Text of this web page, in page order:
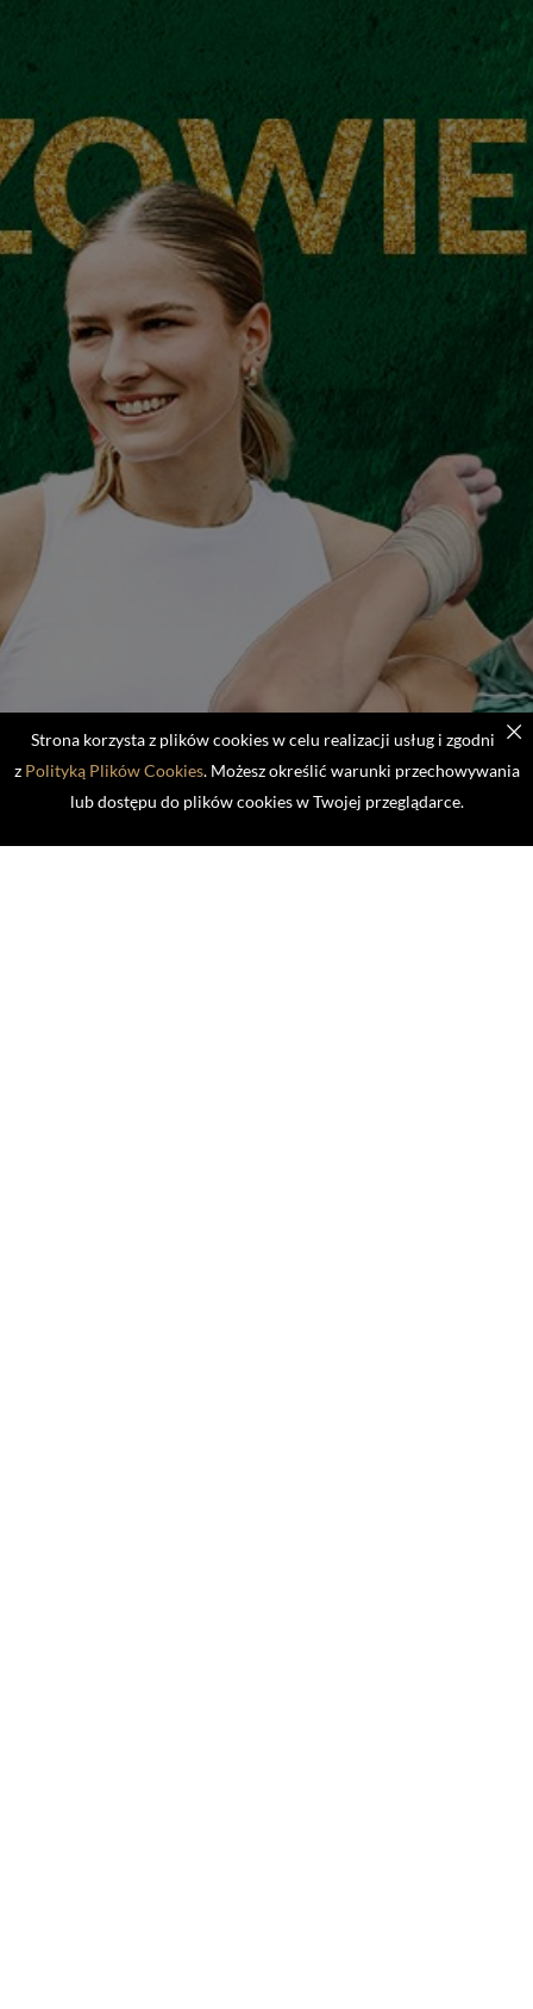
Strona korzysta z plików cookies w celu realizacji usług i zgodnie
z Polityką Plików Cookies. Możesz określić warunki przechowywania
lub dostępu do plików cookies w Twojej przeglądarce.